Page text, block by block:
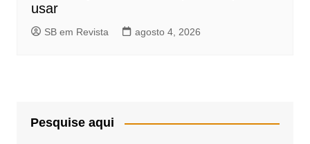
usar
SB em Revista agosto 4, 2026
Pesquise aqui